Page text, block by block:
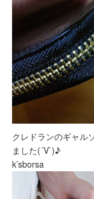
クレドランのギャル
ました(´V`)♪
k’sborsa